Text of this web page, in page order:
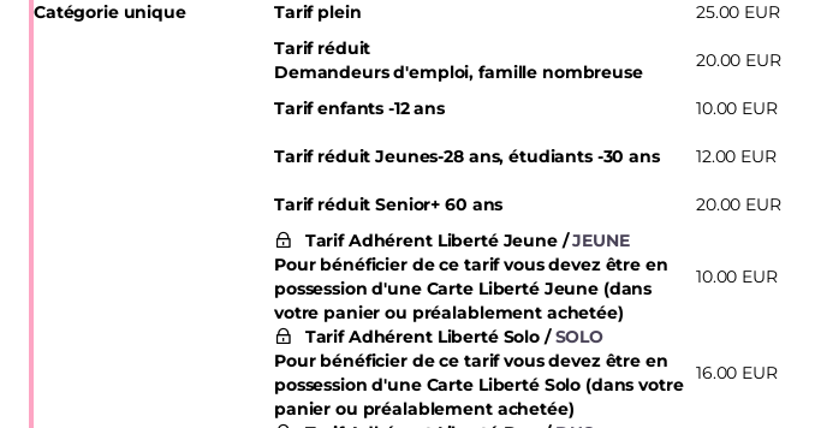
Catégorie unique Tarif plein 25.00 EUR
Tarif réduit
Demandeurs d'emploi, famille nombreuse
20.00 EUR
Tarif enfants -12 ans 10.00 EUR
Tarif réduit Jeunes-28 ans, étudiants -30 ans 12.00 EUR
Tarif réduit Senior+ 60 ans 20.00 EUR
Tarif Adhérent Liberté Jeune
JEUNE
Pour bénéficier de ce tarif vous devez être en
possession d'une Carte Liberté Jeune (dans
votre panier ou préalablement achetée)
10.00 EUR
Tarif Adhérent Liberté Solo
SOLO
Pour bénéficier de ce tarif vous devez être en
possession d'une Carte Liberté Solo (dans votre
panier ou préalablement achetée)
16.00 EUR